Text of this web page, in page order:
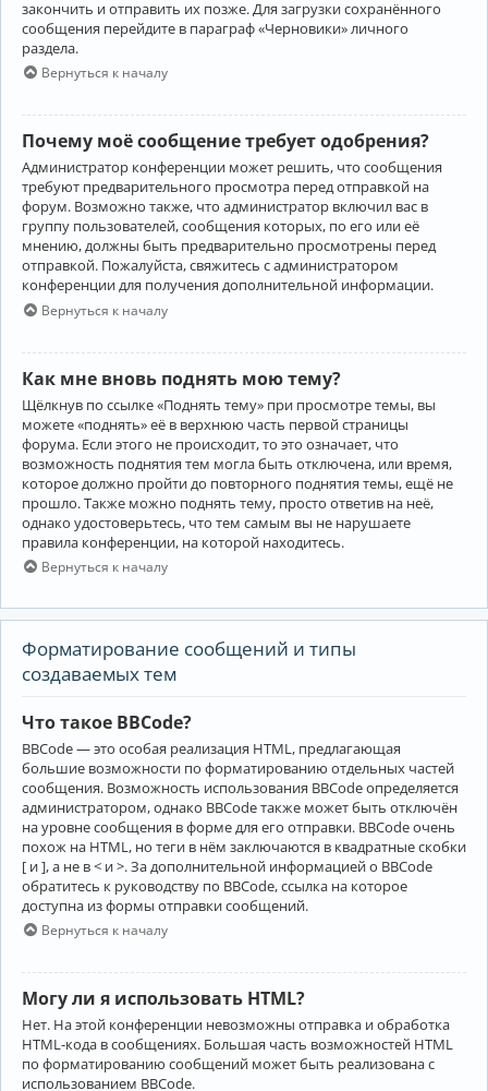
закончить и отправить их позже. Для загрузки сохранённого
сообщения перейдите в параграф «Черновики» личного
раздела.
Вернуться к началу
Почему моё сообщение требует одобрения?
Администратор конференции может решить, что сообщения
требуют предварительного просмотра перед отправкой на
форум. Возможно также, что администратор включил вас в
группу пользователей, сообщения которых, по его или её
мнению, должны быть предварительно просмотрены перед
отправкой. Пожалуйста, свяжитесь с администратором
конференции для получения дополнительной информации.
Вернуться к началу
Как мне вновь поднять мою тему?
Щёлкнув по ссылке «Поднять тему» при просмотре темы, вы
можете «поднять» её в верхнюю часть первой страницы
форума. Если этого не происходит, то это означает, что
возможность поднятия тем могла быть отключена, или время,
которое должно пройти до повторного поднятия темы, ещё не
прошло. Также можно поднять тему, просто ответив на неё,
однако удостоверьтесь, что тем самым вы не нарушаете
правила конференции, на которой находитесь.
Вернуться к началу
Форматирование сообщений и типы
создаваемых тем
Что такое BBCode?
BBCode — это особая реализация HTML, предлагающая
большие возможности по форматированию отдельных частей
сообщения. Возможность использования BBCode определяется
администратором, однако BBCode также может быть отключён
на уровне сообщения в форме для его отправки. BBCode очень
похож на HTML, но теги в нём заключаются в квадратные скобки
[ и ], а не в < и >. За дополнительной информацией о BBCode
обратитесь к руководству по BBCode, ссылка на которое
доступна из формы отправки сообщений.
Вернуться к началу
Могу ли я использовать HTML?
Нет. На этой конференции невозможны отправка и обработка
HTML-кода в сообщениях. Большая часть возможностей HTML
по форматированию сообщений может быть реализована с
использованием BBCode.